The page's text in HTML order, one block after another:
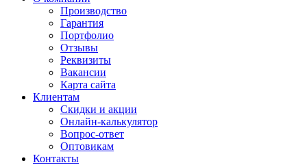
Производство
Гарантия
Портфолио
Отзывы
Реквизиты
Вакансии
Карта сайта
Клиентам
Скидки и акции
Онлайн-калькулятор
Вопрос-ответ
Оптовикам
Контакты